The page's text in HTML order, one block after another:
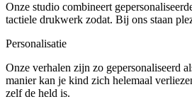
Onze studio combineert
tactiele drukwerk zodat. Bij ons staan
Personalisatie
Onze verhalen zijn zo gepersonaliseerd
manier kan je kind zich helemaal
zelf de held is.